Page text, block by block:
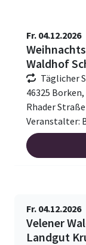
Fr. 04.12.2026
Waldhof
Täglicher
46325
Rhader
Veranstalter:
Fr. 04.12.2026
Velener
Landgut